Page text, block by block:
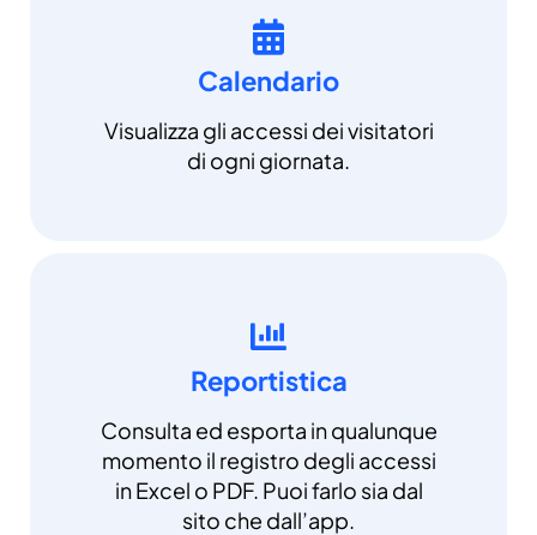
Calendario
Visualizza gli accessi dei visitatori
di ogni giornata.
Reportistica
Consulta ed esporta in qualunque
momento il registro degli accessi
in Excel o PDF. Puoi farlo sia dal
sito che dall’app.